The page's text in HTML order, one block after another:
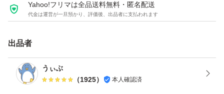
Yahoo!フリマは全品送料無料・匿名配送
代金は運営が一旦預かり、評価後、出品者に支払われます
出品者
うぃぶ
（1925） 本人確認済